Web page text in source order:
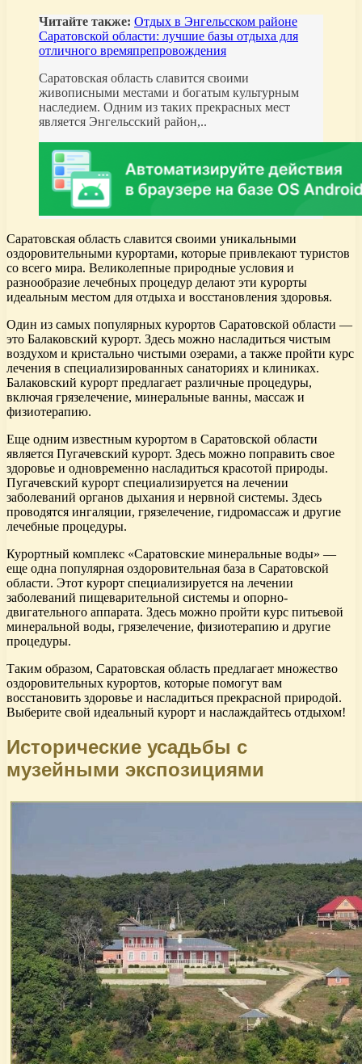
Читайте также: Отдых в Энгельсском районе
Саратовской области: лучшие базы отдыха для
отличного времяпрепровождения
Саратовская область славится своими
живописными местами и богатым культурным
наследием. Одним из таких прекрасных мест
является Энгельсский район,..
Саратовская область славится своими уникальными
оздоровительными курортами, которые привлекают туристов
со всего мира. Великолепные природные условия и
разнообразие лечебных процедур делают эти курорты
идеальным местом для отдыха и восстановления здоровья.
Один из самых популярных курортов Саратовской области —
это Балаковский курорт. Здесь можно насладиться чистым
воздухом и кристально чистыми озерами, а также пройти курс
лечения в специализированных санаториях и клиниках.
Балаковский курорт предлагает различные процедуры,
включая грязелечение, минеральные ванны, массаж и
физиотерапию.
Еще одним известным курортом в Саратовской области
является Пугачевский курорт. Здесь можно поправить свое
здоровье и одновременно насладиться красотой природы.
Пугачевский курорт специализируется на лечении
заболеваний органов дыхания и нервной системы. Здесь
проводятся ингаляции, грязелечение, гидромассаж и другие
лечебные процедуры.
Курортный комплекс «Саратовские минеральные воды» —
еще одна популярная оздоровительная база в Саратовской
области. Этот курорт специализируется на лечении
заболеваний пищеварительной системы и опорно-
двигательного аппарата. Здесь можно пройти курс питьевой
минеральной воды, грязелечение, физиотерапию и другие
процедуры.
Таким образом, Саратовская область предлагает множество
оздоровительных курортов, которые помогут вам
восстановить здоровье и насладиться прекрасной природой.
Выберите свой идеальный курорт и наслаждайтесь отдыхом!
Исторические усадьбы с
музейными экспозициями